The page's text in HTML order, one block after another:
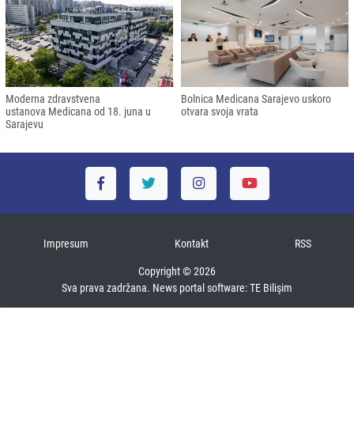
Moderna zdravstvena
ustanova Medicana od 18. juna u
Sarajevu
Bolnica Medicana Sarajevo uskoro
otvara svoja vrata
Impresum Kontakt RSS
Copyright © 2026
Sva prava zadržana. News portal software:TE Bilişim